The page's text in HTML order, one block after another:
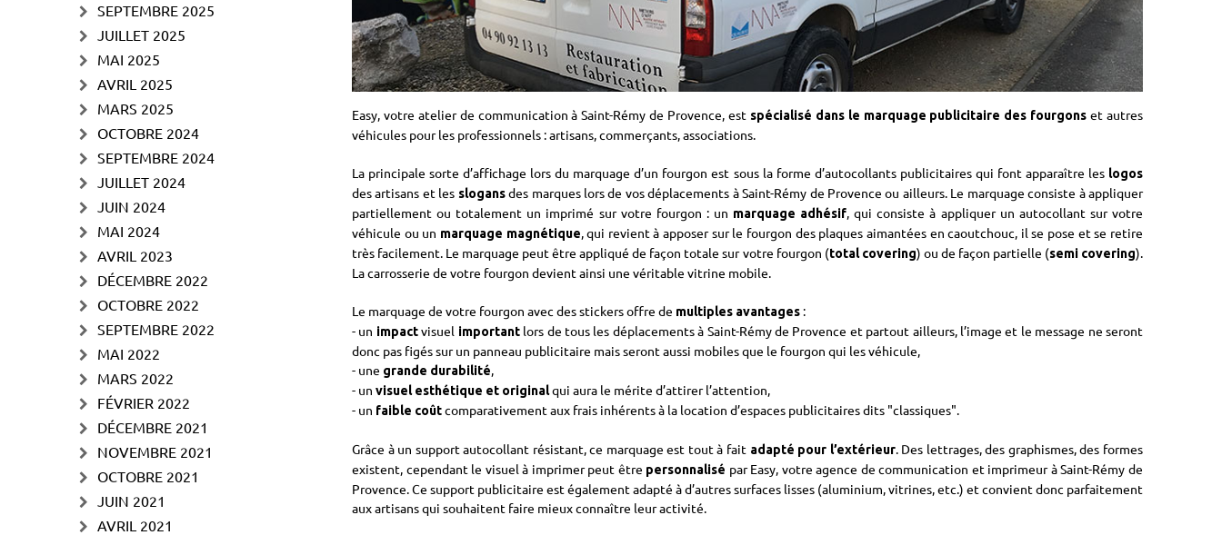
Easy, votre atelier de communication à Saint-Rémy de Provence, est spécialisé dans le marquage publicitaire des fourgons et autres
véhicules pour les professionnels : artisans, commerçants, associations.
La principale sorte d’affichage lors du marquage d’un fourgon est sous la forme d’autocollants publicitaires qui font apparaître leslogos
des artisans et les slogansdes marques lors de vos déplacements à Saint-Rémy de Provence ou ailleurs. Le marquage consiste à appliquer
partiellement ou totalement un imprimé sur votre fourgon : un marquage adhésif, qui consiste à appliquer un autocollant sur votre
véhicule ou un marquage magnétique, qui revient à apposer sur le fourgon des plaques aimantées en caoutchouc, il se pose et se retire
très facilement. Le marquage peut être appliqué de façon totale sur votre fourgon (total covering) ou de façon partielle (semi covering).
La carrosserie de votre fourgon devient ainsi une véritable vitrine mobile.
Le marquage de votre fourgon avec des stickers offre de multiples avantages :
- un impactvisuel importantlors de tous les déplacements à Saint-Rémy de Provence et partout ailleurs, l’image et le message ne seront
donc pas figés sur un panneau publicitaire mais seront aussi mobiles que le fourgon qui les véhicule,
- une grande durabilité,
- un visuel esthétique et originalqui aura le mérite d’attirer l’attention,
- un faible coûtcomparativement aux frais inhérents à la location d’espaces publicitaires dits "classiques".
Grâce à un support autocollant résistant, ce marquage est tout à fait adapté pour l’extérieur. Des lettrages, des graphismes, des formes
existent, cependant le visuel à imprimer peut être personnalisé par Easy, votre agence de communication et imprimeur à Saint-Rémy de
Provence. Ce support publicitaire est également adapté à d’autres surfaces lisses (aluminium, vitrines, etc.) et convient donc parfaitement
aux artisans qui souhaitent faire mieux connaître leur activité.
SEPTEMBRE 2025
JUILLET 2025
MAI 2025
AVRIL 2025
MARS 2025
OCTOBRE 2024
SEPTEMBRE 2024
JUILLET 2024
JUIN 2024
MAI 2024
AVRIL 2023
DÉCEMBRE 2022
OCTOBRE 2022
SEPTEMBRE 2022
MAI 2022
MARS 2022
FÉVRIER 2022
DÉCEMBRE 2021
NOVEMBRE 2021
OCTOBRE 2021
JUIN 2021
AVRIL 2021